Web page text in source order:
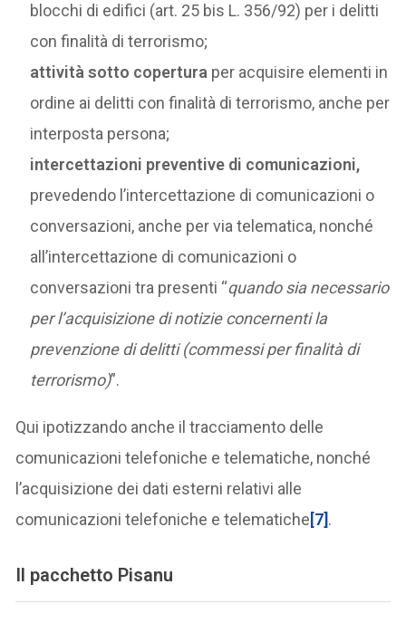
blocchi di edifici (art. 25 bis L. 356/92) per i delitti
con finalità di terrorismo;
attività sotto copertura per acquisire elementi in
ordine ai delitti con finalità di terrorismo, anche per
interposta persona;
intercettazioni preventive di comunicazioni,
prevedendo l’intercettazione di comunicazioni o
conversazioni, anche per via telematica, nonché
all’intercettazione di comunicazioni o
conversazioni tra presenti “quando sia necessario
per l’acquisizione di notizie concernenti la
prevenzione di delitti (commessi per finalità di
terrorismo)”.
Qui ipotizzando anche il tracciamento delle
comunicazioni telefoniche e telematiche, nonché
l’acquisizione dei dati esterni relativi alle
comunicazioni telefoniche e telematiche[7].
Il pacchetto Pisanu